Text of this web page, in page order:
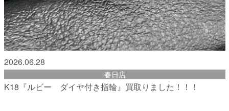
2026.06.28
春日店
K18『ルビー ダイヤ付き指輪』買取りました！！！